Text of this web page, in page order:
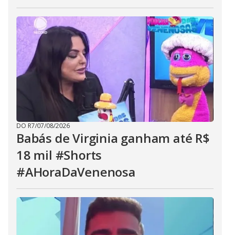
DO R7/07/08/2026
Babás de Virginia ganham até R$
18 mil #Shorts
#AHoraDaVenenosa